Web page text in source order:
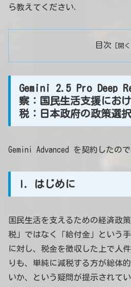
ら教えてください．
目次
Gemini 2.5 Pro Deep
察：国民生活支援にお
税：日本政府の政策選
Gemini Advanced を契約したの
I. はじめに
国民生活を支えるための経済政
税」ではなく「給付金」という
に対し、税金を徴収した上で人
りも、単純に減税する方が総体
いか、という疑問が提示されて